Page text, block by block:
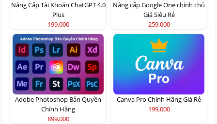
Nâng Cấp Tài Khoản ChatGPT 4.0
Plus
199,000
Nâng cấp Google One chính chủ
Giá Siêu Rẻ
259,000
Adobe Photoshop Bản Quyền
Chính Hãng
899,000
Canva Pro Chính Hãng Giá Rẻ
199,000